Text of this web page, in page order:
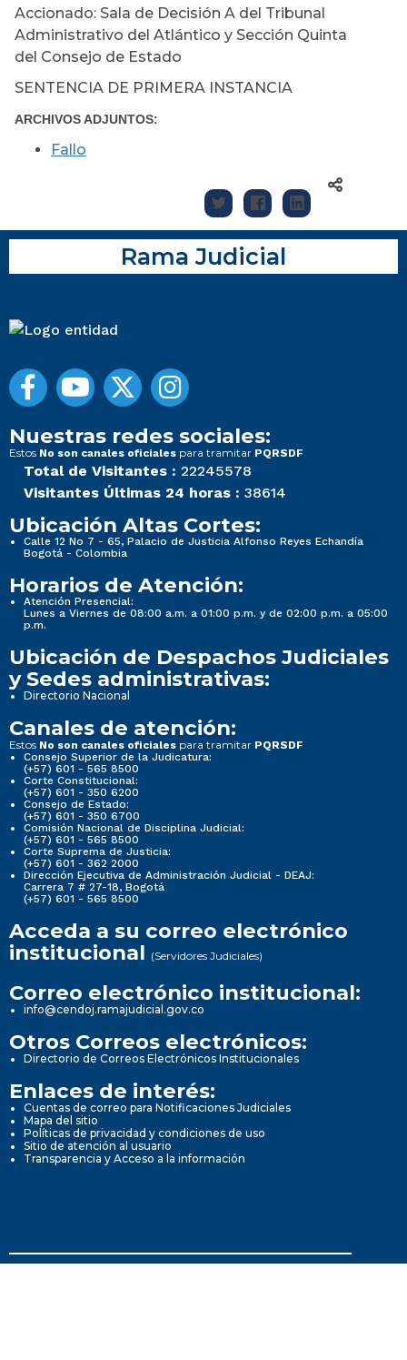
Accionado: Sala de Decisión A del Tribunal
Administrativo del Atlántico y Sección Quinta
del Consejo de Estado
SENTENCIA DE PRIMERA INSTANCIA
ARCHIVOS ADJUNTOS:
Fallo
Rama Judicial
Nuestras redes sociales:
Estos No son canales oficiales para tramitar PQRSDF
Total de Visitantes : 22245578
Visitantes Últimas 24 horas : 38614
Ubicación Altas Cortes:
Calle 12 No 7 - 65, Palacio de Justicia Alfonso Reyes Echandía
Bogotá - Colombia
Horarios de Atención:
Atención Presencial:
Lunes a Viernes de 08:00 a.m. a 01:00 p.m. y de 02:00 p.m. a 05:00
p.m.
Ubicación de Despachos Judiciales
y Sedes administrativas:
Directorio Nacional
Canales de atención:
Estos No son canales oficiales para tramitar PQRSDF
Consejo Superior de la Judicatura:
(+57) 601 - 565 8500
Corte Constitucional:
(+57) 601 - 350 6200
Consejo de Estado:
(+57) 601 - 350 6700
Comisión Nacional de Disciplina Judicial:
(+57) 601 - 565 8500
Corte Suprema de Justicia:
(+57) 601 - 362 2000
Dirección Ejecutiva de Administración Judicial - DEAJ:
Carrera 7 # 27-18, Bogotá
(+57) 601 - 565 8500
Acceda a su correo electrónico
institucional (Servidores Judiciales)
Correo electrónico institucional:
info@cendoj.ramajudicial.gov.co
Otros Correos electrónicos:
Directorio de Correos Electrónicos Institucionales
Enlaces de interés:
Cuentas de correo para Notificaciones Judiciales
Mapa del sitio
Políticas de privacidad y condiciones de uso
Sitio de atención al usuario
Transparencia y Acceso a la información